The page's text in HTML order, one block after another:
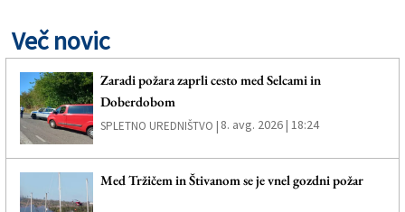
Več novic
Zaradi požara zaprli cesto med Selcami in
Doberdobom
SPLETNO UREDNIŠTVO | 8. avg. 2026 | 18:24
Med Tržičem in Štivanom se je vnel gozdni požar